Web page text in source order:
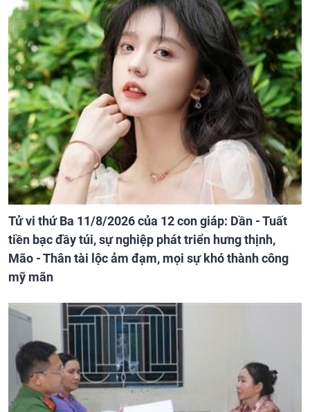
Tử vi thứ Ba 11/8/2026 của 12 con giáp: Dần - Tuất
tiền bạc đầy túi, sự nghiệp phát triển hưng thịnh,
Mão - Thân tài lộc ảm đạm, mọi sự khó thành công
mỹ mãn